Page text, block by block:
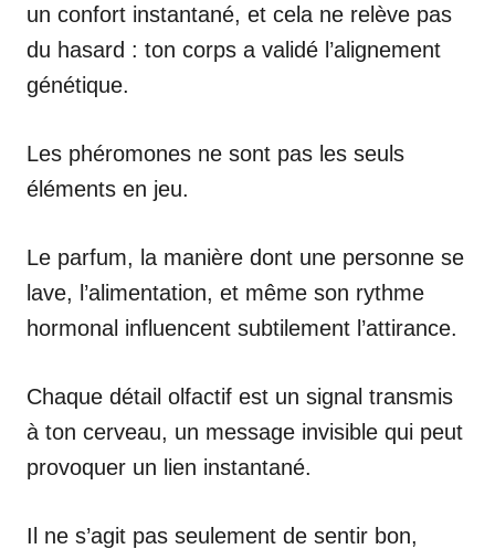
un confort instantané, et cela ne relève pas
du hasard : ton corps a validé l’alignement
génétique.
Les phéromones ne sont pas les seuls
éléments en jeu.
Le parfum, la manière dont une personne se
lave, l’alimentation, et même son rythme
hormonal influencent subtilement l’attirance.
Chaque détail olfactif est un signal transmis
à ton cerveau, un message invisible qui peut
provoquer un lien instantané.
Il ne s’agit pas seulement de sentir bon,